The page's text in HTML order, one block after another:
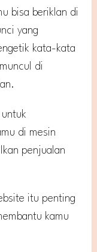
bisa beriklan di
yang
kata-kata
di
di mesin
penjualan
itu penting
kamu